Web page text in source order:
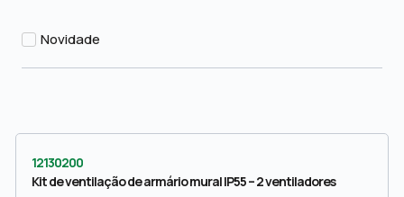
Novidade
12130200
Kit de ventilação de armário mural IP55 – 2 ventiladores